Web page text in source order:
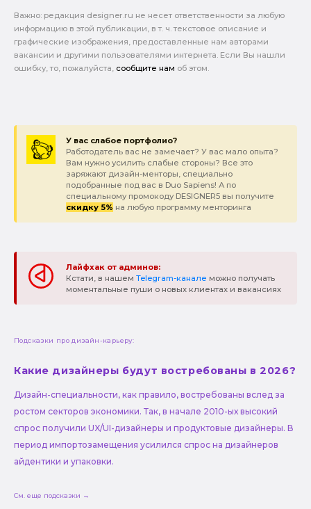
Важно: pедакция designer.ru не несет ответственности за любую
информацию в этой публикации, в т. ч. текстовое описание и
графические изображения, предоставленные нам авторами
вакансии и другими пользователями интернета. Если Вы нашли
ошибку, то, пожалуйста, сообщите нам об этом.
У вас слабое портфолио?
Работодатель вас не замечает? У вас мало опыта?
Вам нужно усилить слабые стороны? Все это
заряжают дизайн-менторы, специально
подобранные под вас в Duo Sapiens! А по
специальному промокоду DESIGNER5 вы получите
скидку 5% на любую программу менторинга
Лайфхак от админов:
Кстати, в нашем Telegram-канале можно получать
моментальные пуши о новых клиентах и вакансиях
Подсказки про дизайн-карьеру:
Какие дизайнеры будут востребованы в 2026?
Дизайн-специальности, как правило, востребованы вслед за
ростом секторов экономики. Так, в начале 2010-ых высокий
спрос получили UX/UI-дизайнеры и продуктовые дизайнеры. В
период импортозамещения усилился спрос на дизайнеров
айдентики и упаковки.
См. еще подсказки →